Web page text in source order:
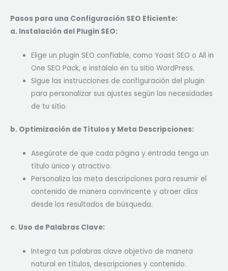
Pasos para una Configuración SEO Eficiente:
a. Instalación del Plugin SEO:
Elige un plugin SEO confiable, como Yoast SEO o All in
One SEO Pack, e instálalo en tu sitio WordPress.
Sigue las instrucciones de configuración del plugin
para personalizar sus ajustes según las necesidades
de tu sitio.
b. Optimización de Títulos y Meta Descripciones:
Asegúrate de que cada página y entrada tenga un
título único y atractivo.
Personaliza las meta descripciones para resumir el
contenido de manera convincente y atraer clics
desde los resultados de búsqueda.
c. Uso de Palabras Clave:
Integra tus palabras clave objetivo de manera
natural en títulos, descripciones y contenido.